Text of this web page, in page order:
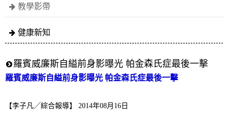
教學影帶
健康新知
羅賓威廉斯自縊前身影曝光 帕金森氏症最後一擊
羅賓威廉斯自縊前身影曝光 帕金森氏症最後一擊
【李子凡╱綜合報導】 2014年08月16日